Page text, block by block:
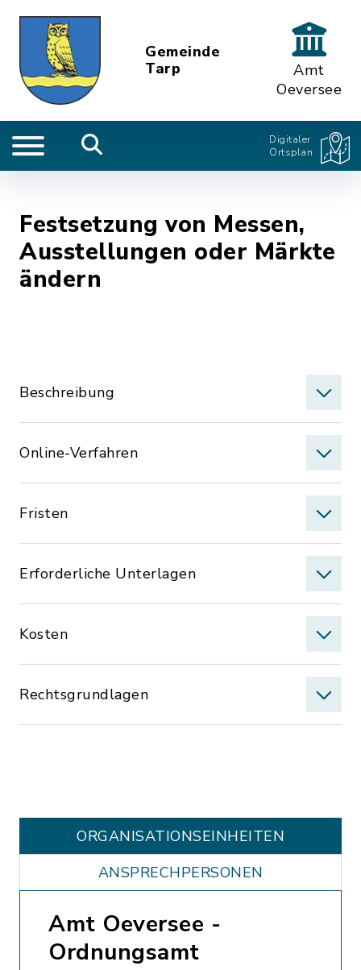
Gemeinde
Tarp
Amt
Oeversee
Digitaler
Ortsplan
Festsetzung von Messen,
Ausstellungen oder Märkte
ändern
Beschreibung
Online-Verfahren
Fristen
Erforderliche Unterlagen
Kosten
Rechtsgrundlagen
ORGANISATIONS­EINHEITEN
ANSPRECHPERSONEN
Amt Oeversee -
Ordnungsamt